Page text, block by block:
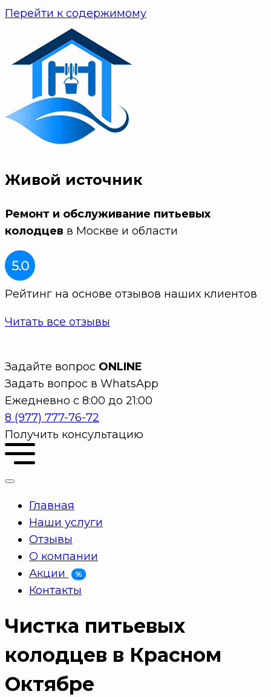
Перейти к содержимому
Живой источник
Ремонт и обслуживание питьевых
колодцев в Москве и области
Рейтинг на основе отзывов наших клиентов
Читать все отзывы
Задайте вопрос ONLINE
Задать вопрос в WhatsApp
Ежедневно с 8:00 до 21:00
8 (977) 777-76-72
Получить консультацию
Главная
Наши услуги
Отзывы
О компании
Акции
%
Контакты
Чистка питьевых
колодцев в Красном
Октябре